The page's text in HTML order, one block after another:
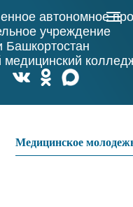
автономное
учреждение
Башкортостан
Медицинское